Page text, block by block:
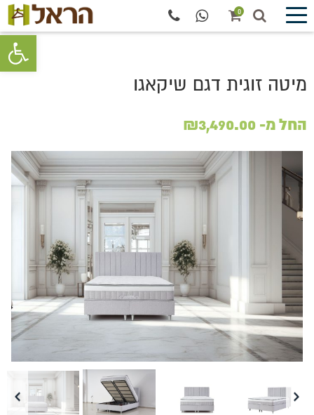
פתח
0
מיטה זוגית דגם שיקאגו
החל מ- ₪3,490.00